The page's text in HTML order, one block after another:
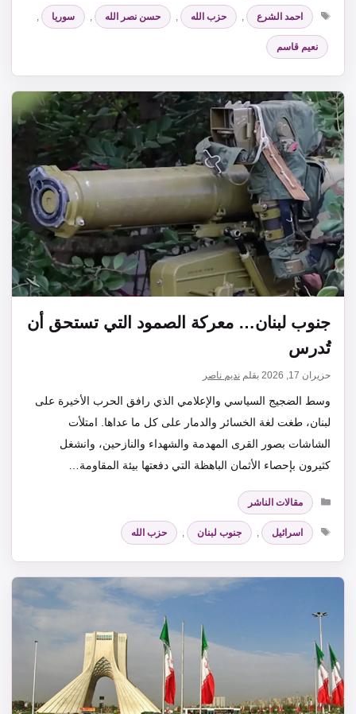
الوسوم
احمد الشرع حزب الله حسن نصر الله سوريا
نعيم قاسم
جنوب لبنان… معركة الصمود التي تستحق أن
تُدرس
حزيران 17, 2026 بقلم نديم ناصر
وسط الضجيج السياسي والإعلامي الذي رافق الحرب الأخيرة على
لبنان، طغت لغة الخسائر والدمار على كل ما عداها. امتلأت
الشاشات بصور القرى المهدمة والشهداء والنازحين، وانشغل
كثيرون بإحصاء الأثمان الباهظة التي دفعتها بيئة المقاومة…
التصنيفات
مقالات الناشر
الوسوم
اسرائيل جنوب لبنان حزب الله